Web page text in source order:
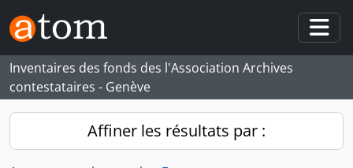
Skip to main content
Inventaires des fonds des l'Association Archives
contestataires - Genève
Affiner les résultats par :